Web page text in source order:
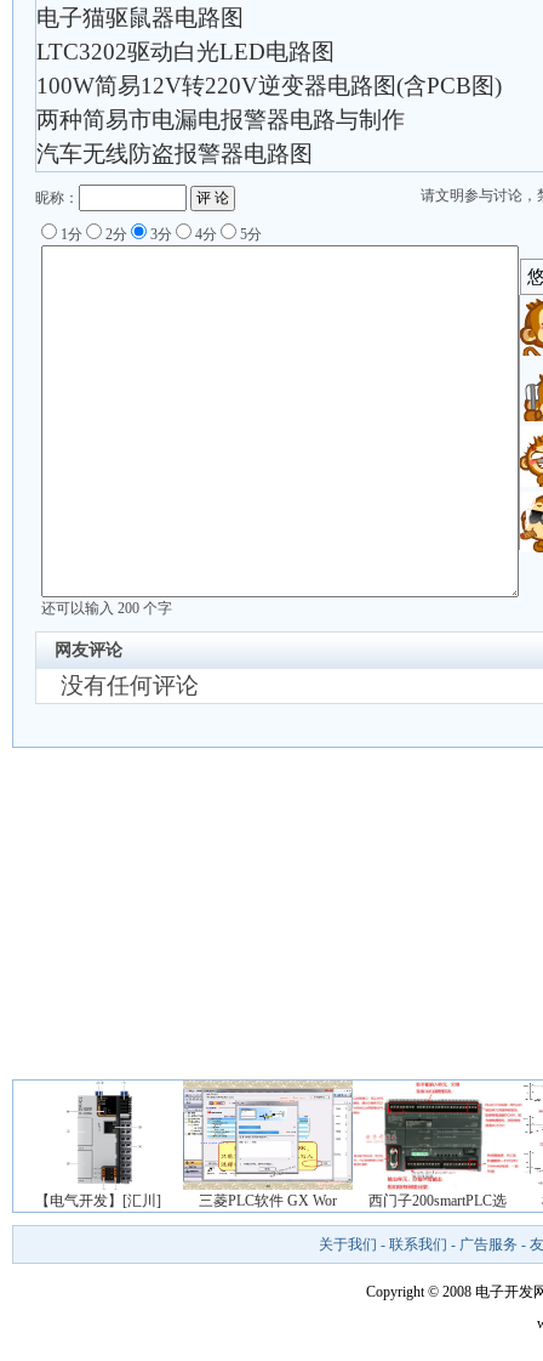
电子猫驱鼠器电路图
LTC3202驱动白光LED电路图
100W简易12V转220V逆变器电路图(含PCB图)
两种简易市电漏电报警器电路与制作
汽车无线防盗报警器电路图
请文明参与讨论，
昵称：
1分 2分 3分 4分 5分
还可以输入 200 个字
网友评论
没有任何评论
【电气开发】[汇川] 三菱PLC软件 GX Wor 西门子200smartPLC选
关于我们 - 联系我们 - 广告服务 -
Copyright © 2008 电子开发